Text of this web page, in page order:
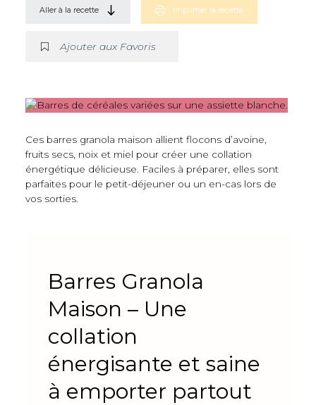
Aller à la recette Imprimer la recette
Ajouter aux Favoris
Ces barres granola maison allient flocons d’avoine,
fruits secs, noix et miel pour créer une collation
énergétique délicieuse. Faciles à préparer, elles sont
parfaites pour le petit-déjeuner ou un en-cas lors de
vos sorties.
Barres Granola
Maison – Une
collation
énergisante et saine
à emporter partout